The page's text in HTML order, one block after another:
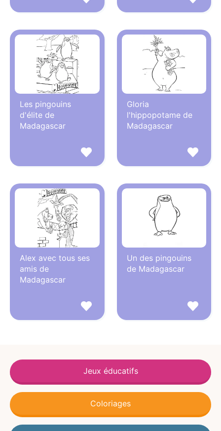
Les pingouins
d'élite de
Madagascar
Gloria
l'hippopotame de
Madagascar
Alex avec tous ses
amis de
Madagascar
Un des pingouins
de Madagascar
Jeux éducatifs
Coloriages